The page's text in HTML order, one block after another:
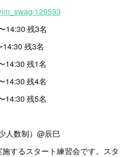
129593
14:30 残3名
14:30 残3名
14:30 残1名
14:30 残4名
14:30 残5名
人数制）@辰巳
するスタート練習会です。スタ